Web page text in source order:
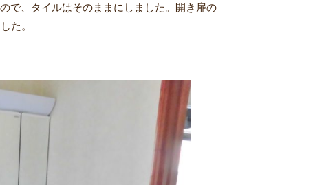
で、タイルはそのままにしました。開き扉の
た。